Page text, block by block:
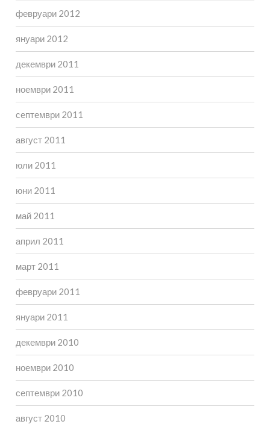
февруари 2012
януари 2012
декември 2011
ноември 2011
септември 2011
август 2011
юли 2011
юни 2011
май 2011
април 2011
март 2011
февруари 2011
януари 2011
декември 2010
ноември 2010
септември 2010
август 2010